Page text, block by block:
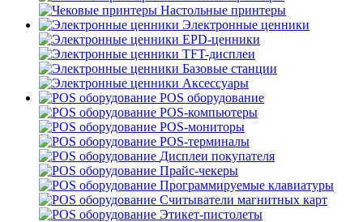
Настольные принтеры
Электронные ценники
EPD-ценники
TFT-дисплеи
Базовые станции
Аксессуары
POS оборудование
POS-компьютеры
POS-мониторы
POS-терминалы
Дисплеи покупателя
Прайс-чекеры
Программируемые клавиатуры
Считыватели магнитных карт
Этикет-пистолеты